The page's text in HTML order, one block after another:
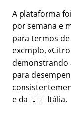
A plataforma
por semana e
para termos
exemplo,
demonstrando
para
e da 🇮🇹 Itália.